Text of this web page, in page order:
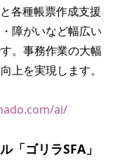
各種帳票作成支援
障がいなど幅広い
。事務作業の大幅
上を実現します。
ai/
「ゴリラSFA」